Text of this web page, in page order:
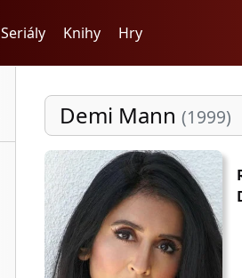
Seriály Knihy Hry
Demi Mann (1999)